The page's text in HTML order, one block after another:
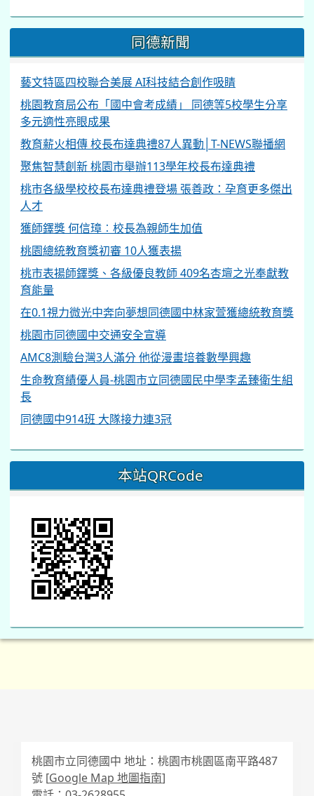
同德新聞
藝文特區四校聯合美展 AI科技結合創作吸睛
桃園教育局公布「國中會考成績」 同德等5校學生分享
多元適性亮眼成果
教育薪火相傳 校長布達典禮87人異動│T-NEWS聯播網
聚焦智慧創新 桃園市舉辦113學年校長布達典禮
桃市各級學校校長布達典禮登場 張善政：孕育更多傑出
人才
獲師鐸獎 何信璋︰校長為親師生加值
桃園總統教育獎初審 10人獲表揚
桃市表揚師鐸獎、各級優良教師 409名杏壇之光奉獻教
育能量
在0.1視力微光中奔向夢想同德國中林家萱獲總統教育獎
桃園市同德國中交通安全宣導
AMC8測驗台灣3人滿分 他從漫畫培養數學興趣
生命教育績優人員-桃園市立同德國民中學李孟臻衛生組
長
同德國中914班 大隊接力連3冠
本站QRCode
桃園市立同德國中 地址：桃園市桃園區南平路487
號 [Google Map 地圖指南]